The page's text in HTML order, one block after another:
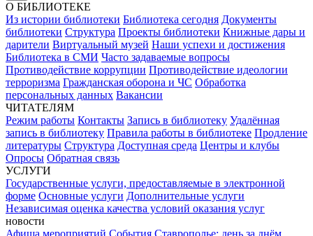
О БИБЛИОТЕКЕ
Из истории библиотеки Библиотека сегодня Документы
библиотеки Структура Проекты библиотеки Книжные дары и
дарители Виртуальный музей Наши успехи и достижения
Библиотека в СМИ Часто задаваемые вопросы
Противодействие коррупции Противодействие идеологии
терроризма Гражданская оборона и ЧС Обработка
персональных данных Вакансии
ЧИТАТЕЛЯМ
Режим работы Контакты Запись в библиотеку Удалённая
запись в библиотеку Правила работы в библиотеке Продление
литературы Структура Доступная среда Центры и клубы
Опросы Обратная связь
УСЛУГИ
Государственные услуги, предоставляемые в электронной
форме Основные услуги Дополнительные услуги
Независимая оценка качества условий оказания услуг
новости
Афиша мероприятий События Ставрополье: день за днём